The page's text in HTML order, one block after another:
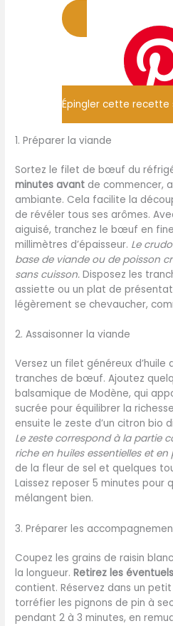
Épingler cette recette
1. Préparer la viande
Sortez le filet de bœuf du
minutes avant de commencer,
ambiante. Cela facilite la
de révéler tous ses arômes.
aiguisé, tranchez le bœuf en
millimètres d’épaisseur. Le
base de viande ou de poisson
sans cuisson. Disposez les
assiette ou un plat de
légèrement se chevaucher,
2. Assaisonner la viande
Versez un filet généreux d’huile
tranches de bœuf. Ajoutez
balsamique de Modène, qui
sucrée pour équilibrer la
ensuite le zeste d’un citron bio
Le zeste correspond à la partie
riche en huiles essentielles et en
de la fleur de sel et quelques
Laissez reposer 5 minutes pour
mélangent bien.
3. Préparer les
Coupez les grains de raisin
la longueur.Retirez les
contient. Réservez dans un
torréfier les pignons de pin à
pendant 2 à 3 minutes, en